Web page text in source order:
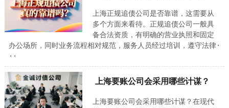
上海正规追债公司是否靠谱，这需要从
多个方面来看待。正规追债公司一般具
备合法资质，有明确的营业执照和固定
办公场所，同时业务流程相对规范，服务人员经过培训，遵守法律·
··
上海要账公司会采用哪些计谋？
上海要账公司会采用哪些计谋？在现代